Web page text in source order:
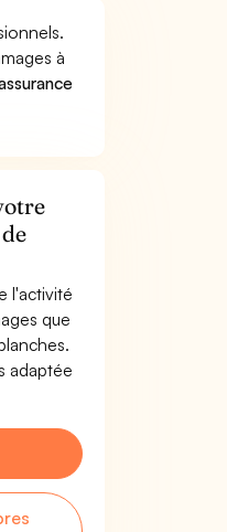
à
l'activité
que
adaptée